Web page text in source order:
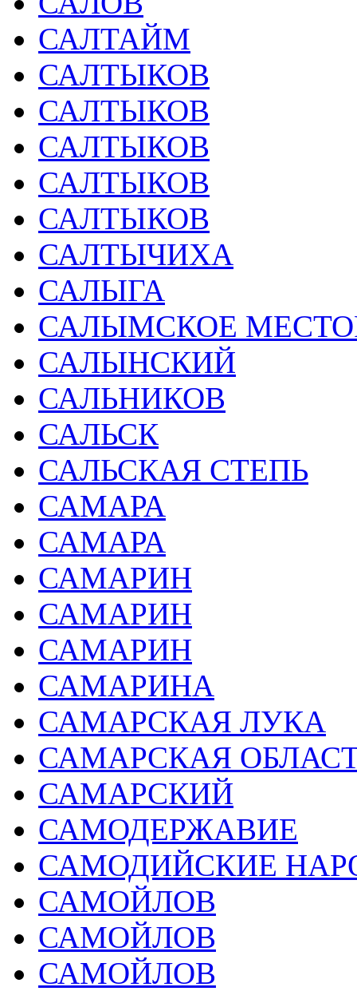
САЛТАЙМ
САЛТЫКОВ
САЛТЫКОВ
САЛТЫКОВ
САЛТЫКОВ
САЛТЫКОВ
САЛТЫЧИХА
САЛЫГА
САЛЫМСКОЕ
САЛЫНСКИЙ
САЛЬНИКОВ
САЛЬСК
САЛЬСКАЯ СТЕПЬ
САМАРА
САМАРА
САМАРИН
САМАРИН
САМАРИН
САМАРИНА
САМАРСКАЯ ЛУКА
САМАРСКАЯ
САМАРСКИЙ
САМОДЕРЖАВИЕ
САМОДИЙСКИЕ
САМОЙЛОВ
САМОЙЛОВ
САМОЙЛОВ